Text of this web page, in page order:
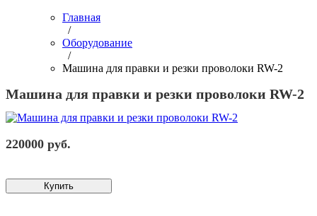
Главная
/
Оборудование
/
Машина для правки и резки проволоки RW-2
Машина для правки и резки проволоки RW-2
220000 руб.
Купить